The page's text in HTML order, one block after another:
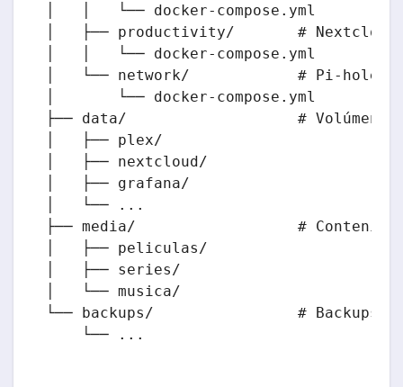
│   │   └── docker-compose.yml
│   ├── productivity/       # Nextcloud,
│   │   └── docker-compose.yml
│   └── network/            # Pi-hole,
│       └── docker-compose.yml
├── data/                   # Volúmenes
│   ├── plex/
│   ├── nextcloud/
│   ├── grafana/
│   └── ...
├── media/                  # Contenido
│   ├── peliculas/
│   ├── series/
│   └── musica/
└── backups/                # Backups